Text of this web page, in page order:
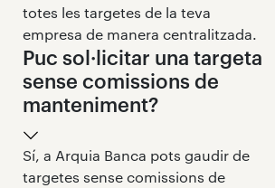
totes les targetes de la teva
empresa de manera centralitzada.
Puc sol·licitar una targeta
sense comissions de
manteniment?
Sí, a Arquia Banca pots gaudir de
targetes sense comissions de